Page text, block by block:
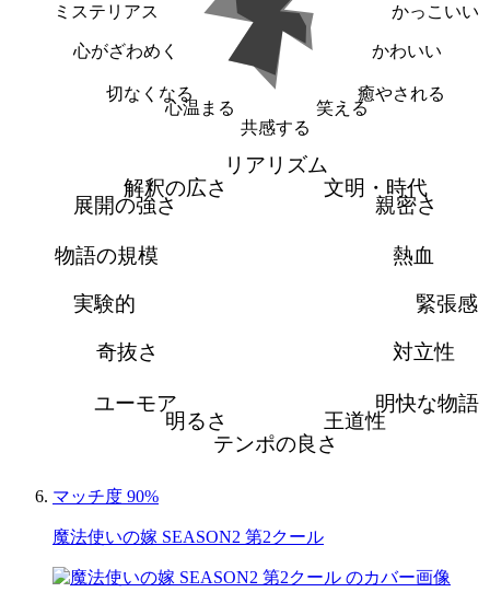
かっこいい
かわいい
癒やされる
笑える
共感する
心温まる
切なくなる
心がざわめく
ミステリアス
リアリズム
文明・時代
親密さ
熱血
緊張感
対立性
明快な物語
王道性
テンポの良さ
明るさ
ユーモア
奇抜さ
実験的
物語の規模
展開の強さ
解釈の広さ
マッチ度 90%
魔法使いの嫁 SEASON2 第2クール